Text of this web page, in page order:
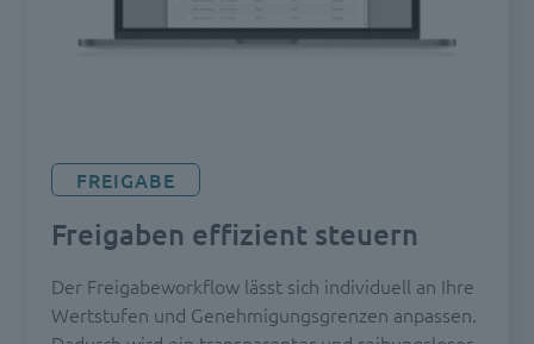
FREIGABE
Freigaben effizient steuern
Der Freigabeworkflow lässt sich individuell an Ihre
Wertstufen und Genehmigungsgrenzen anpassen.